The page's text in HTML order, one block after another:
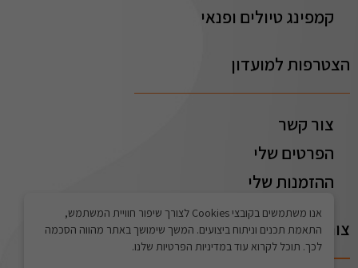
אנו משתמשים בקובצי Cookies לצורך שיפור חוויית המשתמש,
התאמת תכנים וניתוח ביצועים. המשך שימושך באתר מהווה הסכמה
לכך. תוכל לקרוא עוד במדיניות הפרטיות שלנו.
קמפינג טיולים ופנאי
הצטרפות למועדון
צור קשר
הפרטים שלי
ההזמנות שלי
צור קשר